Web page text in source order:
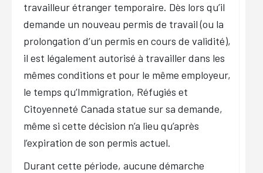
travailleur étranger temporaire. Dès lors qu’il
demande un nouveau permis de travail (ou la
prolongation d’un permis en cours de validité),
il est légalement autorisé à travailler dans les
mêmes conditions et pour le même employeur,
le temps qu’Immigration, Réfugiés et
Citoyenneté Canada statue sur sa demande,
même si cette décision n’a lieu qu’après
l’expiration de son permis actuel.
Durant cette période, aucune démarche